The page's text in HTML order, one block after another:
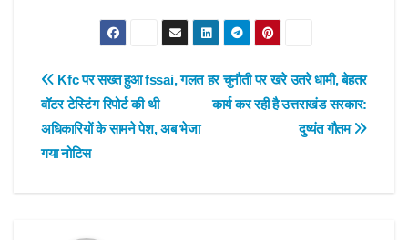
Post
navigation
हर चुनौती पर खरे उतरे धामी, बेहतर
कार्य कर रही है उत्तराखंड सरकार:
दुष्यंत गौतम
Kfc पर सख्त हुआ fssai, गलत
वॉटर टेस्टिंग रिपोर्ट की थी
अधिकारियों के सामने पेश, अब भेजा
गया नोटिस